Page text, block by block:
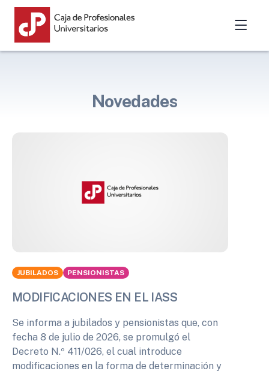
Novedades
JUBILADOS PENSIONISTAS
MODIFICACIONES EN EL IASS
Se informa a jubilados y pensionistas que, con
fecha 8 de julio de 2026, se promulgó el
Decreto N.º 411/026, el cual introduce
modificaciones en la forma de determinación y